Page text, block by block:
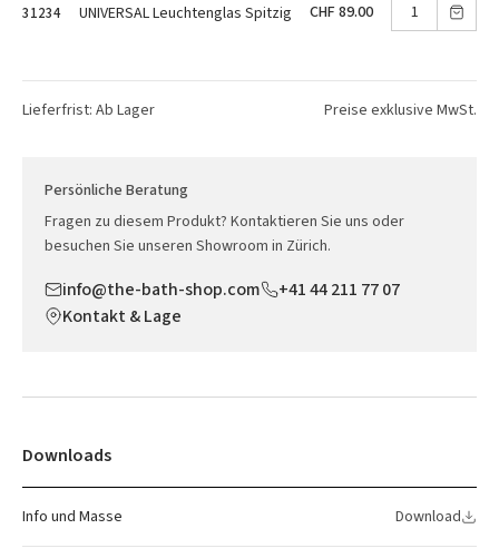
31234 UNIVERSAL Leuchtenglas Spitzig CHF 89.00
Lieferfrist: Ab Lager Preise exklusive MwSt.
Persönliche Beratung
Fragen zu diesem Produkt? Kontaktieren Sie uns oder
besuchen Sie unseren Showroom in Zürich.
info@the-bath-shop.com
+41 44 211 77 07
Kontakt & Lage
Downloads
Info und Masse Download